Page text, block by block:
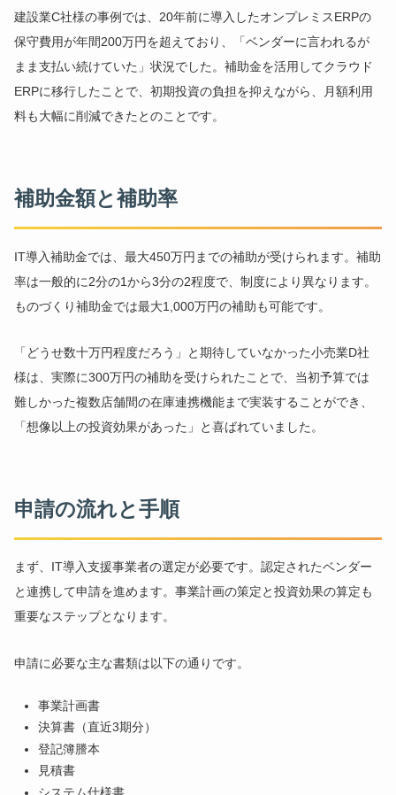
建設業C社様の事例では、20年前に導入したオンプレミスERPの
保守費用が年間200万円を超えており、「ベンダーに言われるが
まま支払い続けていた」状況でした。補助金を活用してクラウド
ERPに移行したことで、初期投資の負担を抑えながら、月額利用
料も大幅に削減できたとのことです。
補助金額と補助率
IT導入補助金では、最大450万円までの補助が受けられます。補助
率は一般的に2分の1から3分の2程度で、制度により異なります。
ものづくり補助金では最大1,000万円の補助も可能です。
「どうせ数十万円程度だろう」と期待していなかった小売業D社
様は、実際に300万円の補助を受けられたことで、当初予算では
難しかった複数店舗間の在庫連携機能まで実装することができ、
「想像以上の投資効果があった」と喜ばれていました。
申請の流れと手順
まず、IT導入支援事業者の選定が必要です。認定されたベンダー
と連携して申請を進めます。事業計画の策定と投資効果の算定も
重要なステップとなります。
申請に必要な主な書類は以下の通りです。
事業計画書
決算書（直近3期分）
登記簿謄本
見積書